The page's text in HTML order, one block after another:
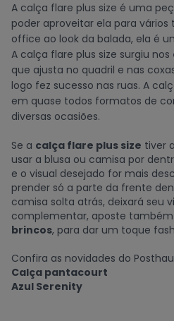
A calça flare plus size é uma
poder aproveitar ela para vários
office ao look da balada, ela é
A calça flare plus size surgiu nos
que ajusta no quadril e nas
logo fez sucesso nas ruas. A
em quase todos formatos de
diversas ocasiões.
Se a calça flare plus size tiver a
usar a blusa ou camisa por
e o visual desejado for mais
prender só a parte da frente
camisa solta atrás, deixará seu
complementar, aposte
brincos, para dar um toque
Confira as novidades do
Calça pantacourt
Azul Serenity